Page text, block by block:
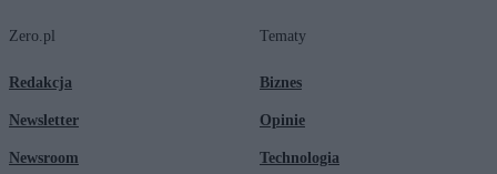
Zero.pl
Redakcja
Newsletter
Newsroom
Tematy
Biznes
Opinie
Technologia